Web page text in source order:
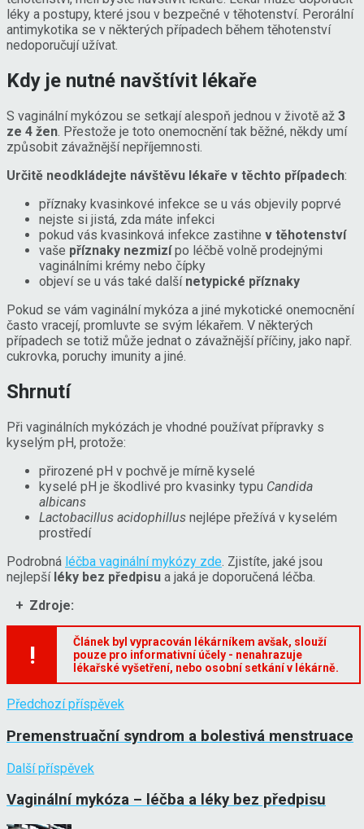
léky a postupy, které jsou v bezpečné v těhotenství. Perorální
antimykotika se v některých případech během těhotenství
nedoporučují užívat.
Kdy je nutné navštívit lékaře
S vaginální mykózou se setkají alespoň jednou v životě až 3
ze 4 žen. Přestože je toto onemocnění tak běžné, někdy umí
způsobit závažnější nepříjemnosti.
Určitě neodkládejte návštěvu lékaře v těchto případech:
příznaky kvasinkové infekce se u vás objevily poprvé
nejste si jistá, zda máte infekci
pokud vás kvasinková infekce zastihne v těhotenství
vaše příznaky nezmizípo léčbě volně prodejnými
vaginálními krémy nebo čípky
objeví se u vás také další netypické příznaky
Pokud se vám vaginální mykóza a jiné mykotické onemocnění
často vracejí, promluvte se svým lékařem. V některých
případech se totiž může jednat o závažnější příčiny, jako např.
cukrovka, poruchy imunity a jiné.
Shrnutí
Při vaginálních mykózách je vhodné používat přípravky s
kyselým pH, protože:
přirozené pH v pochvě je mírně kyselé
kyselé pH je škodlivé pro kvasinky typu Candida
albicans
Lactobacillus acidophillus nejlépe přežívá v kyselém
prostředí
Podrobná léčba vaginální mykózy zde. Zjistíte, jaké jsou
nejlepší léky bez předpisu a jaká je doporučená léčba.
Zdroje:
!
Článek byl vypracován lékárníkem avšak, slouží
pouze pro informativní účely - nenahrazuje
lékařské vyšetření, nebo osobní setkání v lékárně.
Předchozí příspěvek
Premenstruační syndrom a bolestivá menstruace
Další příspěvek
Vaginální mykóza – léčba a léky bez předpisu